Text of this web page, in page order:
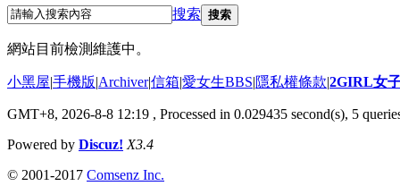
搜索 搜索
網站目前檢測維護中。
小黑屋|手機版|Archiver|信箱|愛女生BBS|隱私權條款|2GIRL女
GMT+8, 2026-8-8 12:19 , Processed in 0.029435 second(s), 5
Powered by Discuz! X3.4
© 2001-2017 Comsenz Inc.